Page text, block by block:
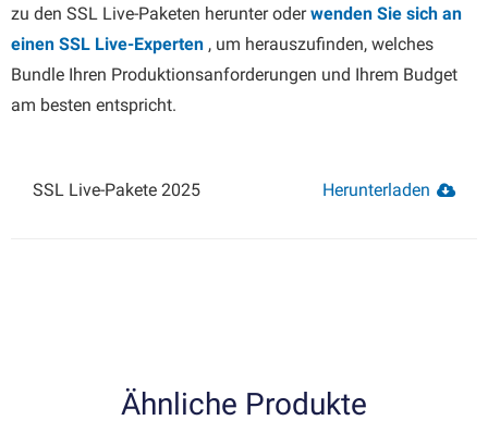
zu den SSL Live-Paketen herunter oderwenden Sie sich an
einen SSL Live-Experten , um herauszufinden, welches
Bundle Ihren Produktionsanforderungen und Ihrem Budget
am besten entspricht.
SSL Live-Pakete 2025 Herunterladen
Ähnliche Produkte